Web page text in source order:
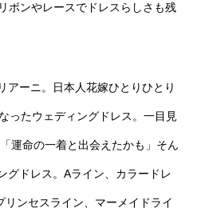
ボンやレースでドレスらしさも残
アーニ。日本人花嫁ひとりひとり
ったウェディングドレス。一目見
運命の一着と出会えたかも」そん
グドレス。Aライン、カラードレ
リンセスライン、マーメイドライ